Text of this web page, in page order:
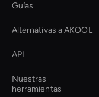
Guías
Alternativas a AKOOL
API
Nuestras
herramientas